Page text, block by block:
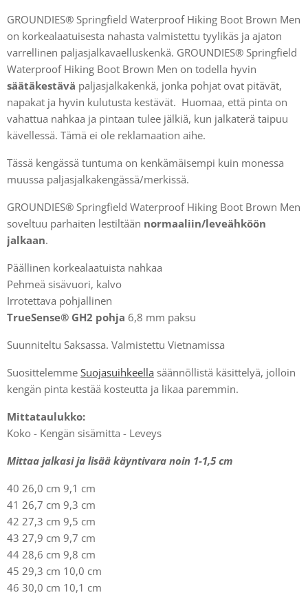
GROUNDIES® Springfield Waterproof Hiking Boot Brown Men
on korkealaatuisesta nahasta valmistettu tyylikäs ja ajaton
varrellinen paljasjalkavaelluskenkä. GROUNDIES® Springfield
Waterproof Hiking Boot Brown Men on todella hyvin
säätäkestävä paljasjalkakenkä, jonka pohjat ovat pitävät,
napakat ja hyvin kulutusta kestävät. Huomaa, että pinta on
vahattua nahkaa ja pintaan tulee jälkiä, kun jalkaterä taipuu
kävellessä. Tämä ei ole reklamaation aihe.
Tässä kengässä tuntuma on kenkämäisempi kuin monessa
muussa paljasjalkakengässä/merkissä.
GROUNDIES® Springfield Waterproof Hiking Boot Brown Men
soveltuu parhaiten lestiltään normaaliin/leveähköön
jalkaan.
Päällinen korkealaatuista nahkaa
Pehmeä sisävuori, kalvo
Irrotettava pohjallinen
TrueSense® GH2 pohja 6,8 mm paksu
Suunniteltu Saksassa. Valmistettu Vietnamissa
Suosittelemme Suojasuihkeella säännöllistä käsittelyä, jolloin
kengän pinta kestää kosteutta ja likaa paremmin.
Mittataulukko:
Koko - Kengän sisämitta - Leveys
Mittaa jalkasi ja lisää käyntivara noin 1-1,5 cm
40 26,0 cm 9,1 cm
41 26,7 cm 9,3 cm
42 27,3 cm 9,5 cm
43 27,9 cm 9,7 cm
44 28,6 cm 9,8 cm
45 29,3 cm 10,0 cm
46 30,0 cm 10,1 cm